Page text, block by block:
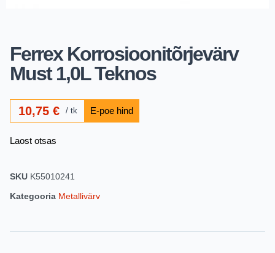
Ferrex Korrosioonitõrjevärv
Must 1,0L Teknos
10,75€ tk
Laost otsas
SKU K55010241
Kategooria Metallivärv